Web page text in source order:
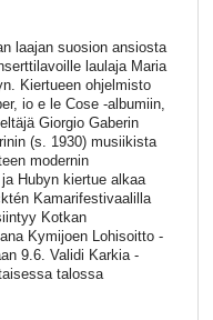
laajan suosion ansiosta
laulaja Maria
Kiertueen ohjelmisto
io e le Cose -albumiin,
Giorgio Gaberin
(s. 1930) musiikista
modernin
Hubyn kiertue alkaa
Kamarifestivaalilla
Kotkan
Kymijoen Lohisoitto -
9.6. Validi Karkia -
talossa